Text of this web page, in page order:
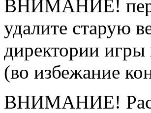
ВНИМАНИЕ!
удалите старую
директории
(во избежание
ВНИМАНИЕ!